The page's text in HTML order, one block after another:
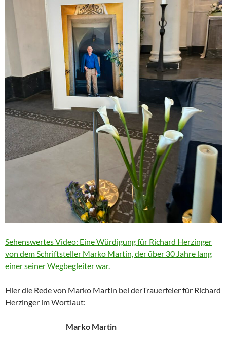
Sehenswertes Video: Eine Würdigung für Richard Herzinger
von dem Schriftsteller Marko Martin, der über 30 Jahre lang
einer seiner Wegbegleiter war.
Hier die Rede von Marko Martin bei derTrauerfeier für Richard
Herzinger im Wortlaut:
Marko Martin